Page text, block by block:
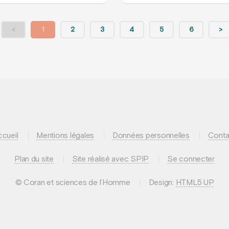
< 1 2 3 4 5 6 >
Mentions légales Données personnelles
Plan du site Site réalisé avec SPIP Se connecter
© Coran et sciences de l’Homme Design: HTML5 UP